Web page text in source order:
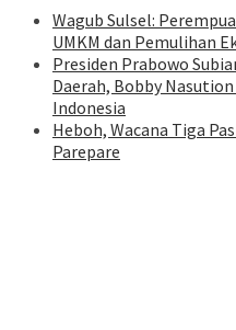
Wagub Sulsel:
UMKM dan Pemulihan
Presiden Prabowo
Daerah, Bobby
Indonesia
Heboh, Wacana Tiga
Parepare